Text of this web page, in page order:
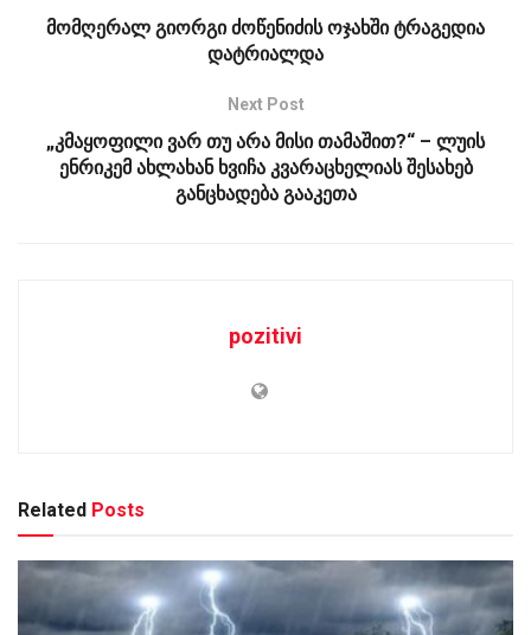
მომღერალ გიორგი ძოწენიძის ოჯახში ტრაგედია
დატრიალდა
Next Post
„კმაყოფილი ვარ თუ არა მისი თამაშით?“ – ლუის
ენრიკემ ახლახან ხვიჩა კვარაცხელიას შესახებ
განცხადება გააკეთა
pozitivi
Related Posts